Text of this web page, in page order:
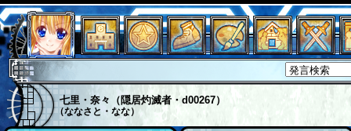
七里・奈々（隠居灼滅者・d00267）
（ななさと・なな）